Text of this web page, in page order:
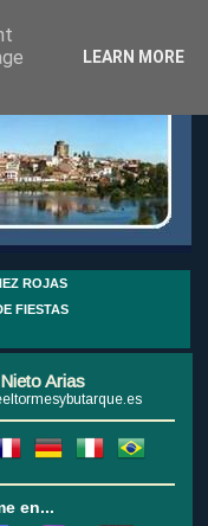
ROJAS
FIESTAS
Arias
en...
LEARN MORE